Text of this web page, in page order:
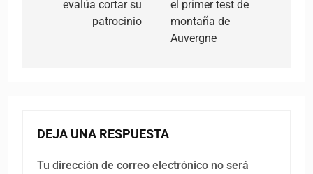
evalúa cortar su
patrocinio
el primer test de
montaña de
Auvergne
DEJA UNA RESPUESTA
Tu dirección de correo electrónico no será